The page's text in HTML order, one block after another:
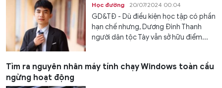
Học đường 20/07/2024 00:04
GD&TĐ - Dù điều kiện học tập có phần
hạn chế nhưng, Dương Đình Thanh
người dân tộc Tày vẫn sở hữu điểm...
Tìm ra nguyên nhân máy tính chạy Windows toàn cầu
ngừng hoạt động